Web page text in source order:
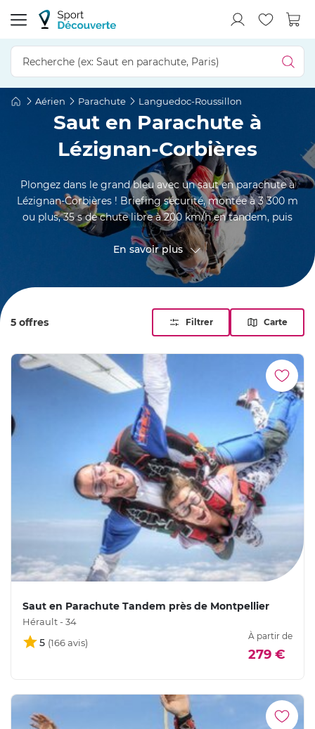
Aérien Parachute Languedoc-Roussillon
Saut en Parachute à
Lézignan-Corbières
Plongez dans le grand bleu avec un saut en parachute à
Lézignan-Corbières ! Briefing sécurité, montée à 3 300 m
ou plus, 35 s de chute libre à 200 km/h en tandem, puis
descente sous voile au-dessus des vignobles du Corbières,
du Canal du Midi, des toits médiévaux de Carcassonne et
des reflets argentés de la Méditerranée. Sensations
intenses, accueil chaleureux et équipe de moniteurs
l’Aude cathare.
En savoir plus
5 offres Filtrer Carte
Saut en Parachute Tandem près de Montpellier
Hérault - 34
5
À partir de
279 €